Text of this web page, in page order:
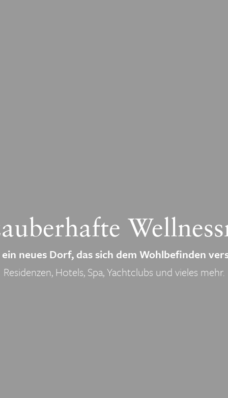
neues Dorf, das sich dem Wohlbefinden
Residenzen, Hotels, Spa, Yachtclubs und vieles mehr.